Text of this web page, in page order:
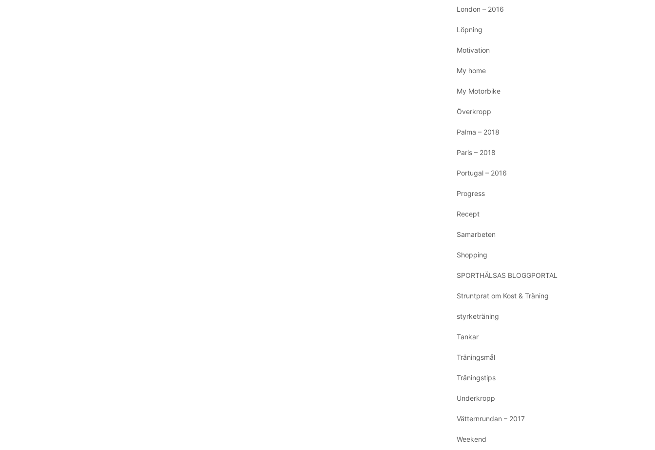
London – 2016
Löpning
Motivation
My home
My Motorbike
Överkropp
Palma – 2018
Paris – 2018
Portugal – 2016
Progress
Recept
Samarbeten
Shopping
SPORTHÄLSAS BLOGGPORTAL
Struntprat om Kost & Träning
styrketräning
Tankar
Träningsmål
Träningstips
Underkropp
Vätternrundan – 2017
Weekend